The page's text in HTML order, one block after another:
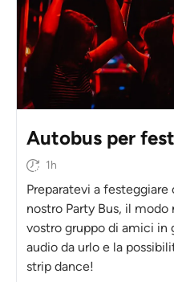
Autobus per
1h
Preparatevi a
nostro Party Bus, il
vostro gruppo di amici in
audio da urlo e la
strip dance!